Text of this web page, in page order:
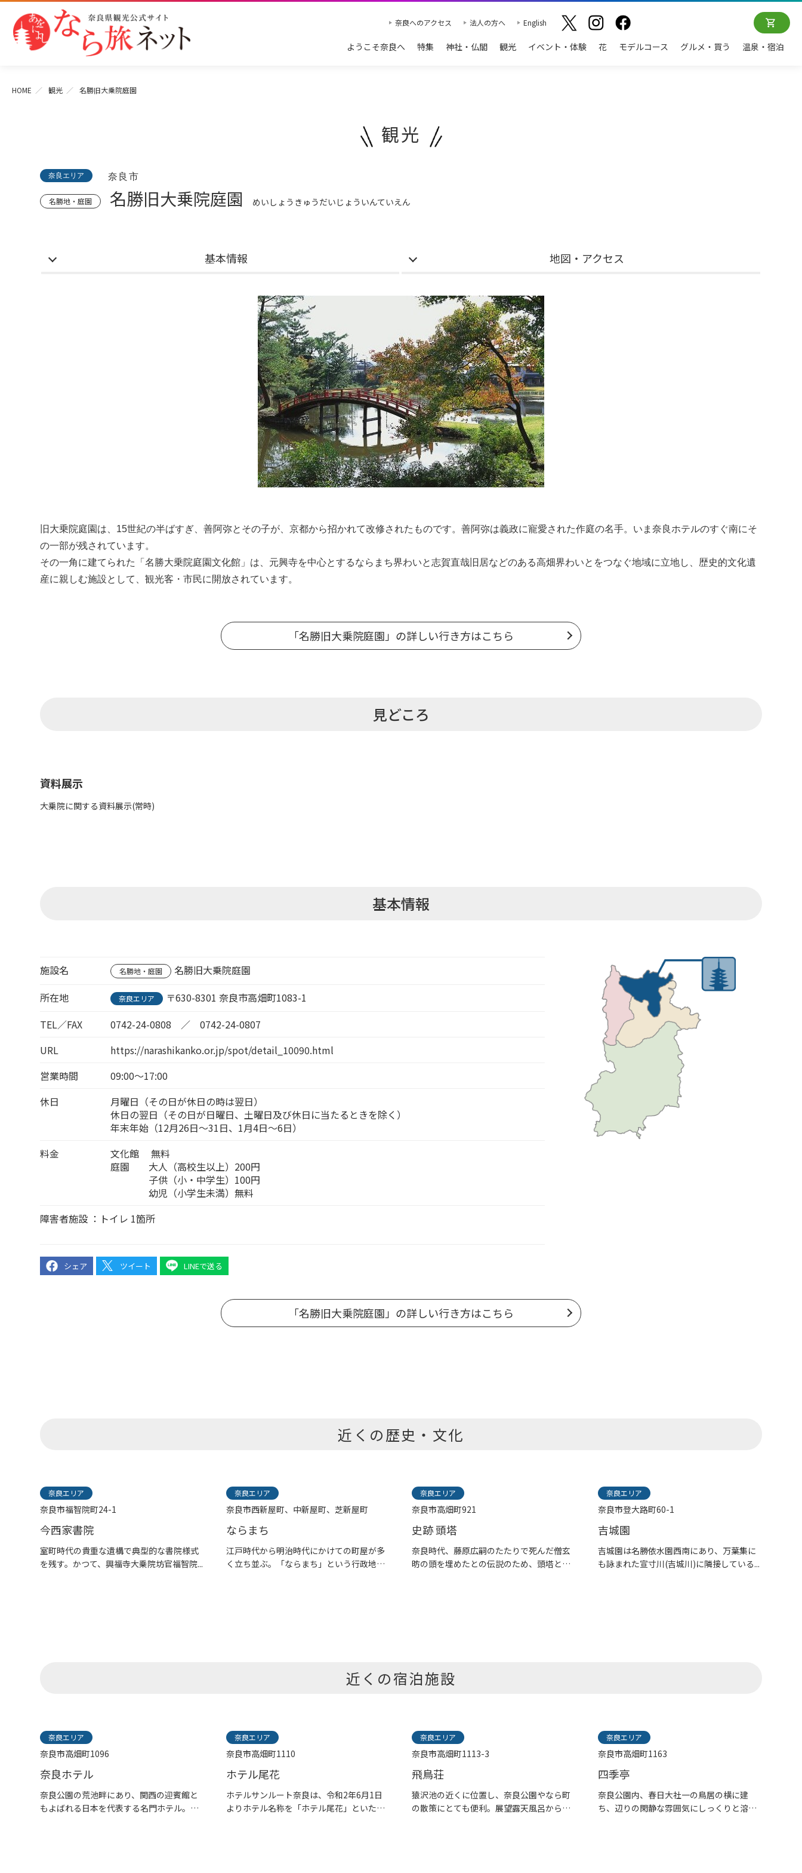
奈良へのアクセス 法人の方へ English
ようこそ奈良へ 特集 神社・仏閣 観光 イベント・体験 花 モデルコース グルメ・買う 温泉・宿泊
HOME 観光 名勝旧大乗院庭園
観光
奈良エリア 奈良市
名勝地・庭園 名勝旧大乗院庭園 めいしょうきゅうだいじょういんていえん
基本情報 地図・アクセス
旧大乗院庭園は、15世紀の半ばすぎ、善阿弥とその子が、京都から招かれて改修されたものです。善阿弥は義政に寵愛された作庭の名手。いま奈良ホテルのすぐ南にそ
の一部が残されています。
その一角に建てられた「名勝大乗院庭園文化館」は、 元興寺を中心とするならまち界わいと志賀直哉 旧居などのある高畑界わいとをつなぐ地域に立地し、歴史的文化遺
産に親しむ施設として、観光客・市民に開放されています。
「名勝旧大乗院庭園」の詳しい行き方はこちら
見どころ
資料展示
大乗院に関する資料展示(常時)
基本情報
施設名 名勝地・庭園
名勝旧大乗院庭園
所在地
奈良エリア
〒630-8301 奈良市高畑町1083-1
TEL／FAX
0742-24-0808 ／ 0742-24-0807
URL
https://narashikanko.or.jp/spot/detail_10090.html
営業時間
09:00～17:00
休日
月曜日（その日が休日の時は翌日）
休日の翌日（その日が日曜日、土曜日及び休日に当たるときを除く）
年末年始（12月26日～31日、1月4日～6日）
料金
文化館 無料
庭園 大人（高校生以上）200円
子供（小・中学生）100円
幼児（小学生未満）無料
障害者施設 ：トイレ 1箇所
シェア ツイート LINEで送る
「名勝旧大乗院庭園」の詳しい行き方はこちら
近くの歴史・文化
奈良エリア
奈良市福智院町24-1
今西家書院
室町時代の貴重な遺構で典型的な書院様式
を残す。かつて、興福寺大乗院坊官福智院...
奈良エリア
奈良市西新屋町、中新屋町、芝新屋町
ならまち
江戸時代から明治時代にかけての町屋が多
く立ち並ぶ。「ならまち」という行政地
奈良エリア
奈良市高畑町921
史跡 頭塔
奈良時代、藤原広嗣のたたりで死んだ僧玄
昉の頭を埋めたとの伝説のため、頭塔と
奈良エリア
奈良市登大路町60-1
吉城園
吉城園は名勝依水園西南にあり、万葉集に
も詠まれた宣寸川(吉城川)に隣接している...
近くの宿泊施設
奈良エリア
奈良市高畑町1096
奈良ホテル
奈良公園の荒池畔にあり、関西の迎賓館と
もよばれる日本を代表する名門ホテル。
奈良エリア
奈良市高畑町1110
ホテル尾花
ホテルサンルート奈良は、令和2年6月1日
よりホテル名称を「ホテル尾花」といたし
奈良エリア
奈良市高畑町1113-3
飛鳥荘
猿沢池の近くに位置し、奈良公園やなら町
の散策にとても便利。展望露天風呂から
奈良エリア
奈良市高畑町1163
四季亭
奈良公園内、春日大社一の鳥居の横に建
ち、辺りの閑静な雰囲気にしっくりと溶け